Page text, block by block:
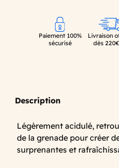
Paiement 100%
sécurisé
Livraison
dès
Description
Légèrement acidulé,
de la grenade pour créer
surprenantes et